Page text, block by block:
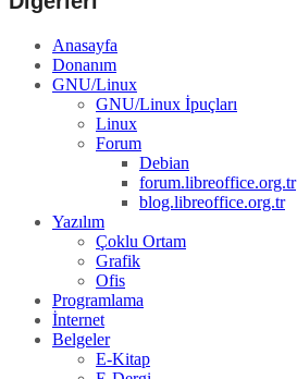
Anasayfa
Donanım
GNU/Linux
GNU/Linux İpuçları
Linux
Forum
Debian
forum.libreoffice.org.tr
blog.libreoffice.org.tr
Yazılım
Çoklu Ortam
Grafik
Ofis
Programlama
İnternet
Belgeler
E-Kitap